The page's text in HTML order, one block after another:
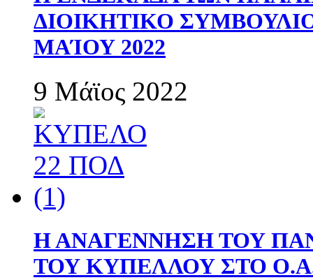
ΔΙΟΙΚΗΤΙΚΟ
ΜΑΊΟΥ 2022
9 Μάϊος 2022
Η ΑΝΑΓΕΝΝΗΣΗ ΤΟΥ
ΤΟΥ ΚΥΠΕΛΛΟΥ ΣΤΟ